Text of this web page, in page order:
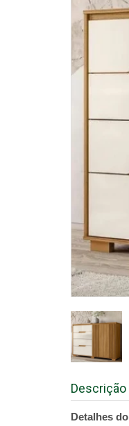
Descrição
Detalhes